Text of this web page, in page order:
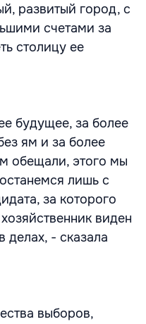
развитый город, с
счетами за
столицу ее
будущее, за более
ям и за более
обещали, этого мы
лишь с
за которого
виден
делах, - сказала
выборов,